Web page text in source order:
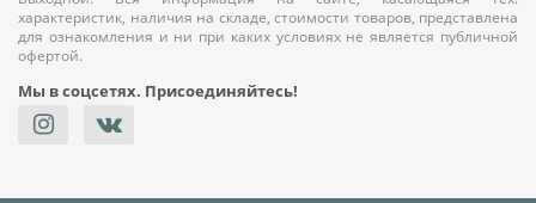
характеристик, наличия на складе, стоимости товаров, представлена
для ознакомления и ни при каких условиях не является публичной
офертой.
Мы в соцсетях. Присоединяйтесь!